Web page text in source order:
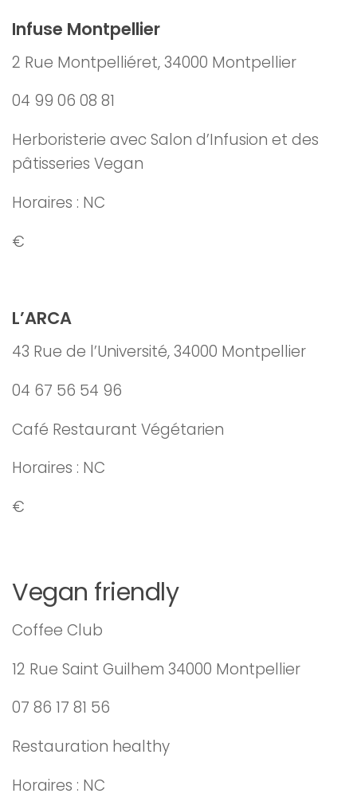
Infuse Montpellier
2 Rue Montpelliéret, 34000 Montpellier
04 99 06 08 81
Herboristerie avec Salon d’Infusion et des
pâtisseries Vegan
Horaires : NC
€
L’ARCA
43 Rue de l’Université, 34000 Montpellier
04 67 56 54 96
Café Restaurant Végétarien
Horaires : NC
€
Vegan friendly
Coffee Club
12 Rue Saint Guilhem 34000 Montpellier
07 86 17 81 56
Restauration healthy
Horaires : NC